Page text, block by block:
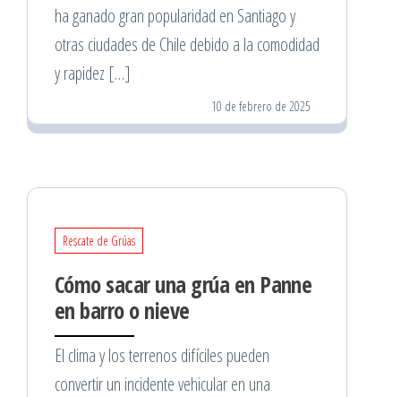
ha ganado gran popularidad en Santiago y
otras ciudades de Chile debido a la comodidad
y rapidez […]
10 de febrero de 2025
Rescate de Grúas
Cómo sacar una grúa en Panne
en barro o nieve
El clima y los terrenos difíciles pueden
convertir un incidente vehicular en una